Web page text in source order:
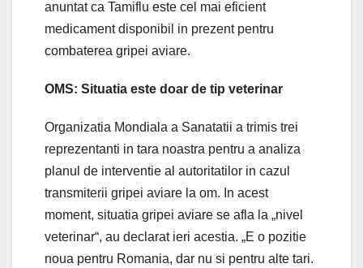
anuntat ca Tamiflu este cel mai eficient
medicament disponibil in prezent pentru
combaterea gripei aviare.
OMS: Situatia este doar de tip veterinar
Organizatia Mondiala a Sanatatii a trimis trei
reprezentanti in tara noastra pentru a analiza
planul de interventie al autoritatilor in cazul
transmiterii gripei aviare la om. In acest
moment, situatia gripei aviare se afla la „nivel
veterinar“, au declarat ieri acestia. „E o pozitie
noua pentru Romania, dar nu si pentru alte tari.